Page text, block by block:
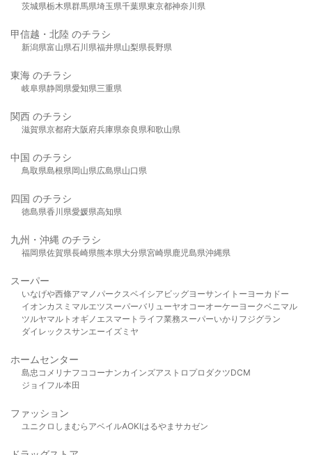
茨城県栃木県群馬県埼玉県千葉県東京都神奈川県
甲信越・北陸 のチラシ
新潟県富山県石川県福井県山梨県長野県
東海 のチラシ
岐阜県静岡県愛知県三重県
関西 のチラシ
滋賀県京都府大阪府兵庫県奈良県和歌山県
中国 のチラシ
鳥取県島根県岡山県広島県山口県
四国 のチラシ
徳島県香川県愛媛県高知県
九州・沖縄 のチラシ
福岡県佐賀県長崎県熊本県大分県宮崎県鹿児島県沖縄県
スーパー
いなげや西條アマノパークスベイシア ビッグヨーサンイトーヨーカドー
イオンカスミ マルエツスーパーバリューヤオコーオーケー ヨークベニマル
ツルヤマルト オギノ エスマート ライフ業務スーパーいかり フジグラン
ダイレックスサンエーイズミヤ
ホームセンター
島忠 コメリ ナフコ コーナンカインズアストロプロダクツDCM
ジョイフル本田
ファッション
ユニクロ しまむら アベイルAOKIはるやま サカゼン